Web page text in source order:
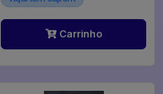
Carrinho